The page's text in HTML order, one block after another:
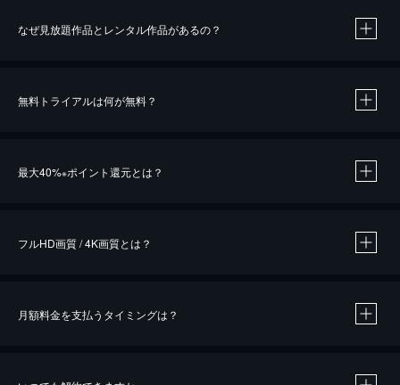
なぜ見放題作品とレンタル作品があるの？
無料トライアルは何が無料？
最大40%※ポイント還元とは？
※40％ポイント還元の対象は、クレジットカード決済による作品の購入 / レンタルです。
フルHD画質 / 4K画質とは？
月額料金を支払うタイミングは？